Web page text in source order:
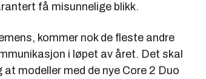
få misunnelige blikk.
kommer nok de fleste andre
i løpet av året. Det skal
modeller med de nye Core 2 Duo